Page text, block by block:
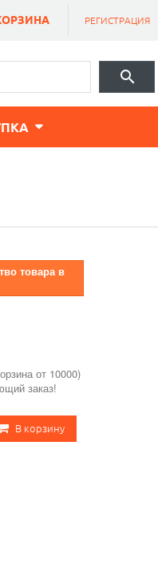
РЕГИСТРАЦИЯ
товара в
от 10000)
заказ!
В корзину